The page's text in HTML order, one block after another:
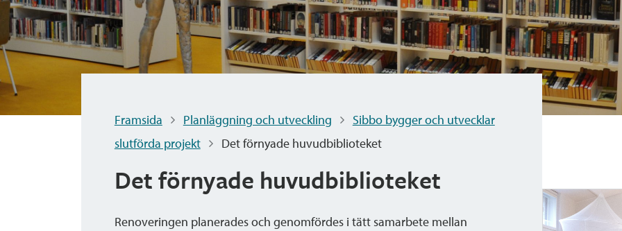
Framsida Planläggning och utveckling
Sibbo bygger och utvecklar
slutförda projekt
Det förnyade huvudbiblioteket
Det förnyade huvudbiblioteket
Renoveringen planerades och genomfördes i tätt samarbete mellan